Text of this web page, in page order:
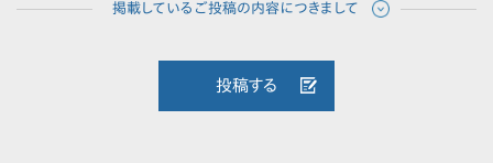
投稿する